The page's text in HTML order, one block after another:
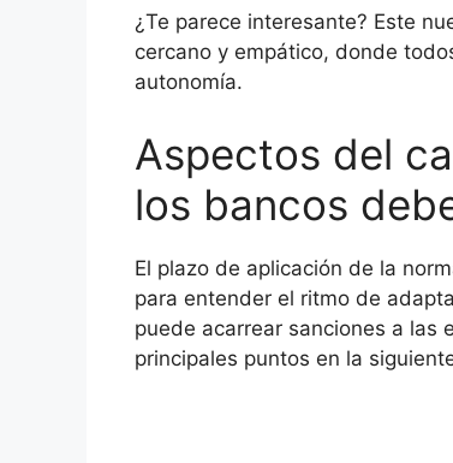
¿Te parece interesante? Este
cercano y empático, donde
autonomía.
Aspectos del
los bancos
El plazo de aplicación de la
para entender el ritmo de
puede acarrear sanciones a las
principales puntos en la